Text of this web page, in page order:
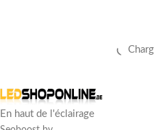
En haut de l'éclairage